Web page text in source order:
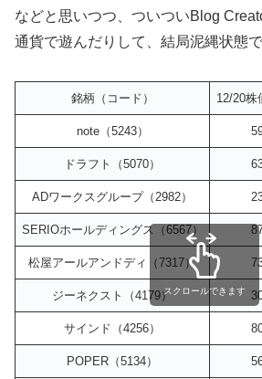
などと思いつつ、ついついBlog
通貨で遊んだりして、結局泥縄状態で
銘柄（コード） 12/20株
note（5243）
ドラフト（5070）
ADワークスグループ（2982）
SERIOホールディングス（6567）
松屋アールアンドディ（7317）
ジーネクスト（4179）
サインド（4256）
POPER（5134）
スクロールできます